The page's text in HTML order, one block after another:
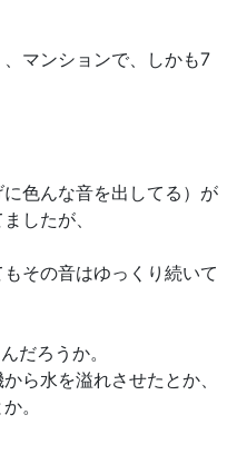
マンションで、しかも7
色んな音を出してる）が
したが、
その音はゆっくり続いて
だろうか。
ら水を溢れさせたとか、
。